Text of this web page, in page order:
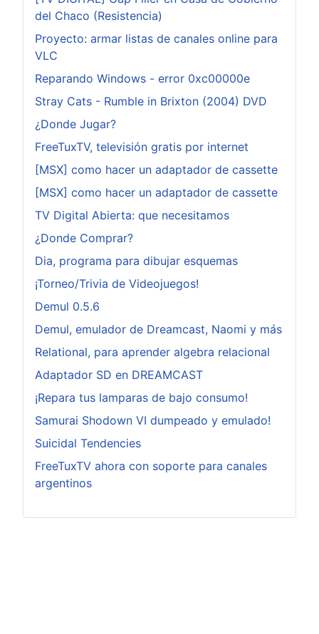
del Chaco (Resistencia)
Proyecto: armar listas de canales online para
VLC
Reparando Windows - error 0xc00000e
Stray Cats - Rumble in Brixton (2004) DVD
¿Donde Jugar?
FreeTuxTV, televisión gratis por internet
[MSX] como hacer un adaptador de cassette
[MSX] como hacer un adaptador de cassette
TV Digital Abierta: que necesitamos
¿Donde Comprar?
Dia, programa para dibujar esquemas
¡Torneo/Trivia de Videojuegos!
Demul 0.5.6
Demul, emulador de Dreamcast, Naomi y más
Relational, para aprender algebra relacional
Adaptador SD en DREAMCAST
¡Repara tus lamparas de bajo consumo!
Samurai Shodown VI dumpeado y emulado!
Suicidal Tendencies
FreeTuxTV ahora con soporte para canales
argentinos